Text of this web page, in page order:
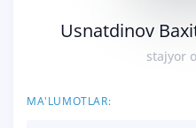
Usnatdinov
stajyor
MA'LUMOTLAR: